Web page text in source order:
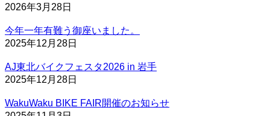
2026年3月28日
今年一年有難う御座いました。
2025年12月28日
AJ東北バイクフェスタ2026 in 岩手
2025年12月28日
WakuWaku BIKE FAIR開催のお知らせ